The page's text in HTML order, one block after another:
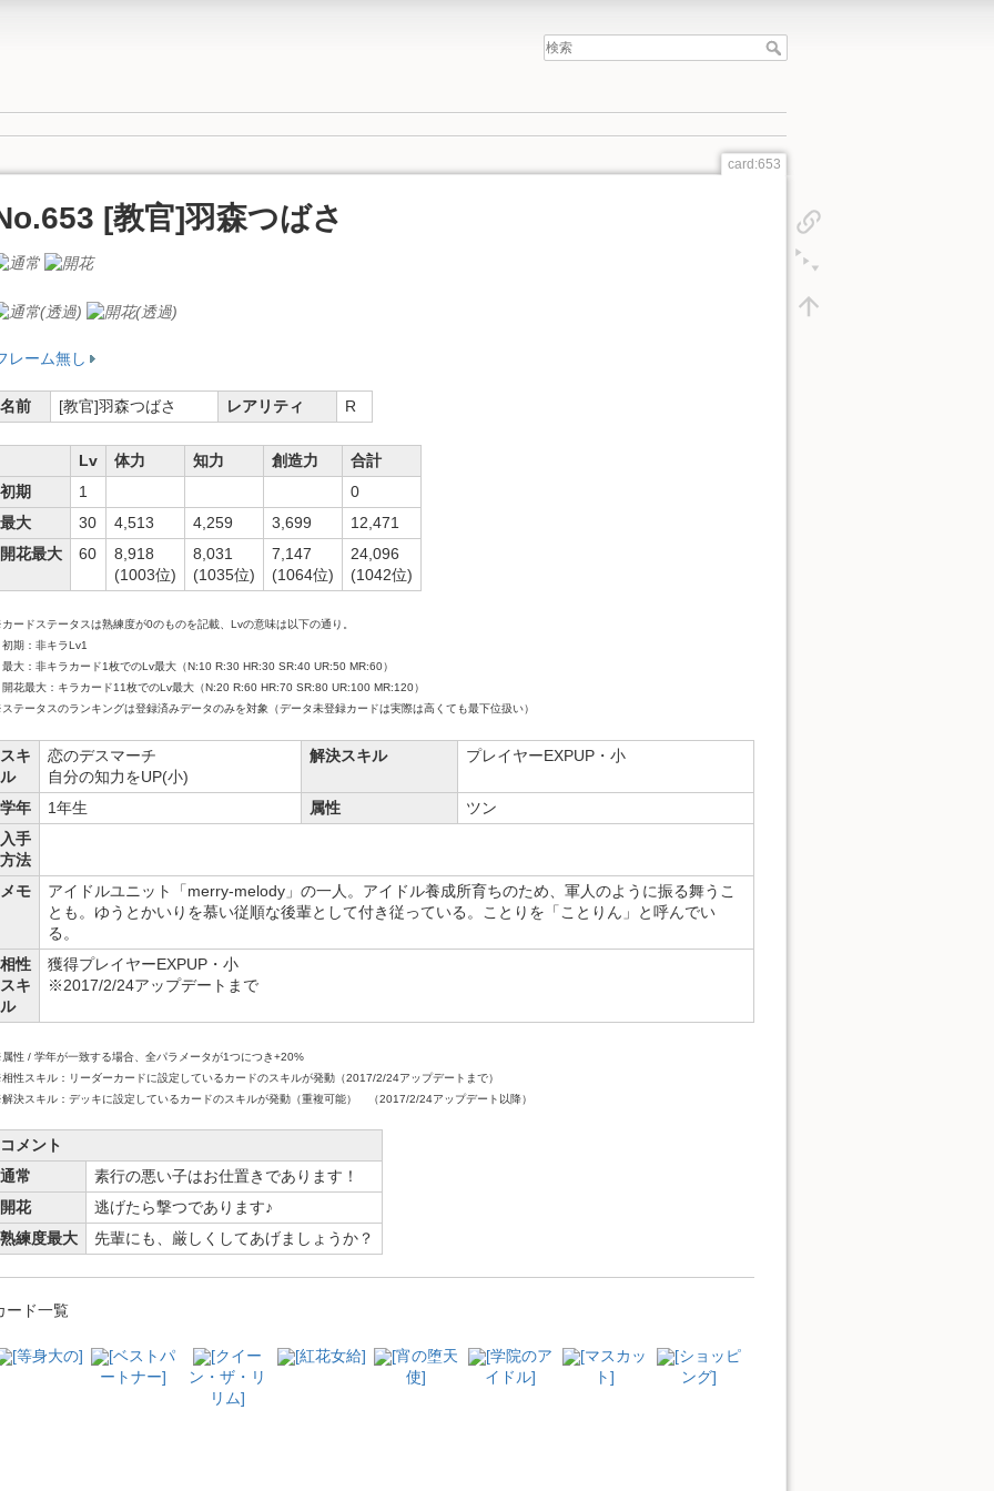
card:653
[教官]羽森つばさ
レーム無し
名前 [教官]羽森つばさ レアリティ R
Lv 体力 知力 創造力
合計
初期
1
0
最大
30 4,513 4,259 3,699
12,471
開花最大
60
8,918
(1003位)
8,031
(1035位)
7,147
(1064位)
24,096
(1042位)
ードステータスは熟練度が0のものを記載、Lvの意味は以下の通り。
期：非キラLv1
大：非キラカード1枚でのLv最大（N:10 R:30 HR:30 SR:40 UR:50 MR:60）
花最大：キラカード11枚でのLv最大（N:20 R:60 HR:70 SR:80 UR:100 MR:120）
テータスのランキングは登録済みデータのみを対象（データ未登録カードは実際は高くても最下位扱い）
スキ
ル
恋のデスマーチ
自分の知力をUP(小)
解決スキル プレイヤーEXPUP・小
学年 1年生 属性
ツン
入手
方法
メモ
アイドルユニット「merry-melody」の一人。アイドル養成所育ちのため、軍人のように振る舞うこ
とも。ゆうとかいりを慕い従順な後輩として付き従っている。ことりを「ことりん」と呼んでい
る。
相性
スキ
ル
獲得プレイヤーEXPUP・小
※2017/2/24アップデートまで
性 / 学年が一致する場合、全パラメータが1つにつき+20%
性スキル：リーダーカードに設定しているカードのスキルが発動（2017/2/24アップデートまで）
決スキル：デッキに設定しているカードのスキルが発動（重複可能） （2017/2/24アップデート以降）
コメント
通常
素行の悪い子はお仕置きであります！
開花
逃げたら撃つであります♪
熟練度最大
先輩にも、厳しくしてあげましょうか？
ード一覧
[等身大の]
[ベストパ
ートナー]
[クイー
ン・ザ・リ
リム]
[紅花女給]
[宵の堕天
使]
[学院のア
イドル]
[マスカッ
ト]
[ショッピ
ング]